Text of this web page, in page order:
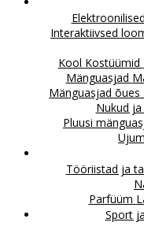
Interaktiivsed
Kool Kostüümid
Mänguasjad
Mänguasjad õues
Nukud
Pluusi
Tööriistad ja
Parfüüm
Sport